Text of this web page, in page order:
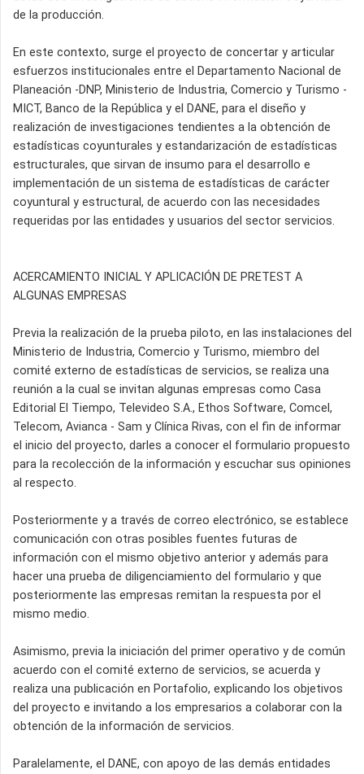
de la producción.
En este contexto, surge el proyecto de concertar y articular
esfuerzos institucionales entre el Departamento Nacional de
Planeación -DNP, Ministerio de Industria, Comercio y Turismo -
MICT, Banco de la República y el DANE, para el diseño y
realización de investigaciones tendientes a la obtención de
estadísticas coyunturales y estandarización de estadísticas
estructurales, que sirvan de insumo para el desarrollo e
implementación de un sistema de estadísticas de carácter
coyuntural y estructural, de acuerdo con las necesidades
requeridas por las entidades y usuarios del sector servicios.
ACERCAMIENTO INICIAL Y APLICACIÓN DE PRETEST A
ALGUNAS EMPRESAS
Previa la realización de la prueba piloto, en las instalaciones del
Ministerio de Industria, Comercio y Turismo, miembro del
comité externo de estadísticas de servicios, se realiza una
reunión a la cual se invitan algunas empresas como Casa
Editorial El Tiempo, Televideo S.A., Ethos Software, Comcel,
Telecom, Avianca - Sam y Clínica Rivas, con el fin de informar
el inicio del proyecto, darles a conocer el formulario propuesto
para la recolección de la información y escuchar sus opiniones
al respecto.
Posteriormente y a través de correo electrónico, se establece
comunicación con otras posibles fuentes futuras de
información con el mismo objetivo anterior y además para
hacer una prueba de diligenciamiento del formulario y que
posteriormente las empresas remitan la respuesta por el
mismo medio.
Asimismo, previa la iniciación del primer operativo y de común
acuerdo con el comité externo de servicios, se acuerda y
realiza una publicación en Portafolio, explicando los objetivos
del proyecto e invitando a los empresarios a colaborar con la
obtención de la información de servicios.
Paralelamente, el DANE, con apoyo de las demás entidades